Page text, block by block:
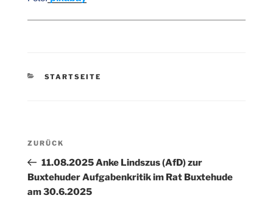
KATEGORIEN
STARTSEITE
Beitragsnavigation
Vorheriger
Beitrag
ZURÜCK
11.08.2025 Anke Lindszus (AfD) zur
Buxtehuder Aufgabenkritik im Rat Buxtehude
am 30.6.2025